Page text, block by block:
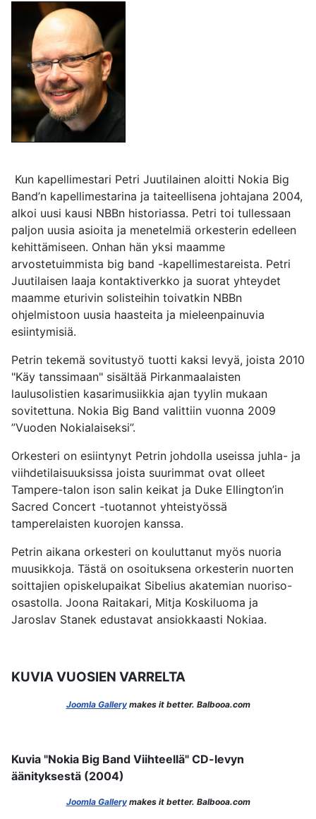
Kun kapellimestari Petri Juutilainen aloitti Nokia Big
Band’n kapellimestarina ja taiteellisena johtajana 2004,
alkoi uusi kausi NBBn historiassa. Petri toi tullessaan
paljon uusia asioita ja menetelmiä orkesterin edelleen
kehittämiseen. Onhan hän yksi maamme
arvostetuimmista big band -kapellimestareista. Petri
Juutilaisen laaja kontaktiverkko ja suorat yhteydet
maamme eturivin solisteihin toivatkin NBBn
ohjelmistoon uusia haasteita ja mieleenpainuvia
esiintymisiä.
Petrin tekemä sovitustyö tuotti kaksi levyä, joista 2010
"Käy tanssimaan" sisältää Pirkanmaalaisten
laulusolistien kasarimusiikkia ajan tyylin mukaan
sovitettuna. Nokia Big Band valittiin vuonna 2009
”Vuoden Nokialaiseksi”.
Orkesteri on esiintynyt Petrin johdolla useissa juhla- ja
viihdetilaisuuksissa joista suurimmat ovat olleet
Tampere-talon ison salin keikat ja Duke Ellington’in
Sacred Concert -tuotannot yhteistyössä
tamperelaisten kuorojen kanssa.
Petrin aikana orkesteri on kouluttanut myös nuoria
muusikkoja. Tästä on osoituksena orkesterin nuorten
soittajien opiskelupaikat Sibelius akatemian nuoriso-
osastolla. Joona Raitakari, Mitja Koskiluoma ja
Jaroslav Stanek edustavat ansiokkaasti Nokiaa.
KUVIA VUOSIEN VARRELTA
Joomla Gallerymakes it better. Balbooa.com
Kuvia "Nokia Big Band Viihteellä" CD-levyn
äänityksestä (2004)
Joomla Gallerymakes it better. Balbooa.com